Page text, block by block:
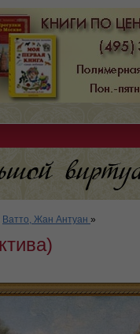
Ватто, Жан Антуан »